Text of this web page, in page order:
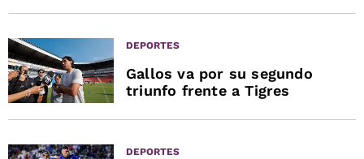
DEPORTES
Gallos va por su segundo
triunfo frente a Tigres
DEPORTES